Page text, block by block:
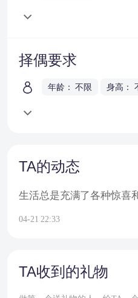
择偶要求
年龄： 不限 身高：
TA的动态
生活总是充满了各种惊喜
04-21 22:33
TA收到的礼物